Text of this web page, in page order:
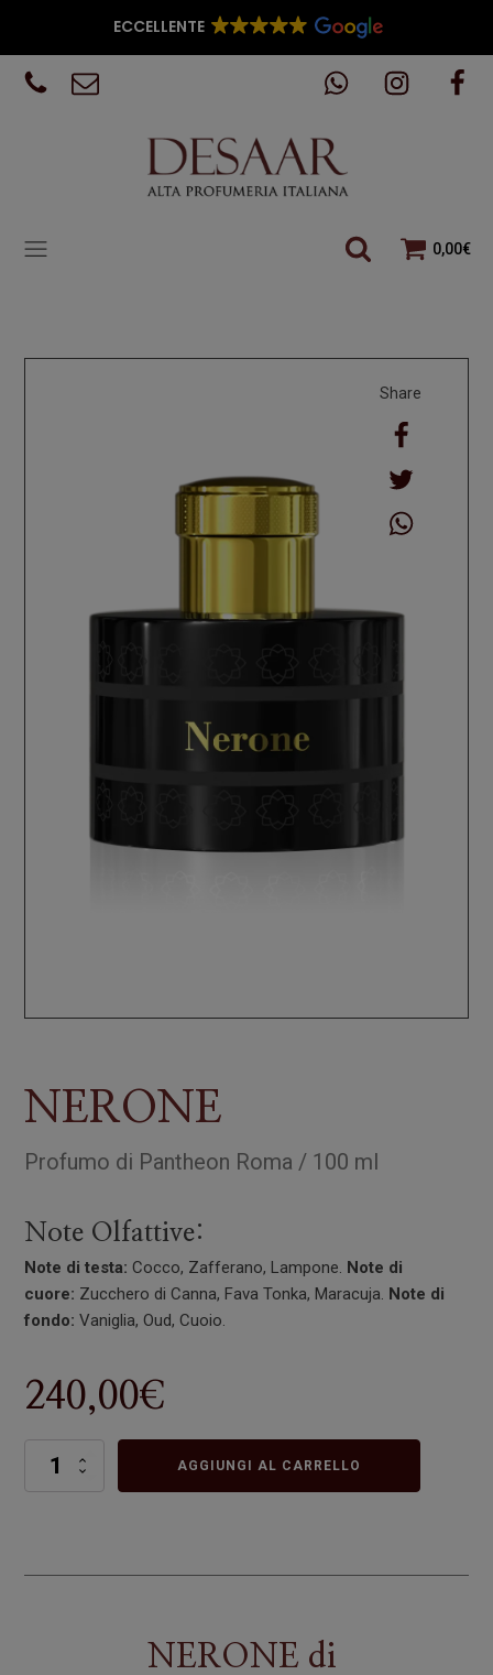
ECCELLENTE
0,00€
NERONE
Profumo di Pantheon Roma / 100 ml
Note Olfattive:
Note di testa: Cocco, Zafferano, Lampone. Note di
cuore: Zucchero di Canna, Fava Tonka, Maracuja. Note di
fondo: Vaniglia, Oud, Cuoio.
240,00€
NERONE
AGGIUNGI AL CARRELLO
Share
NERONE di